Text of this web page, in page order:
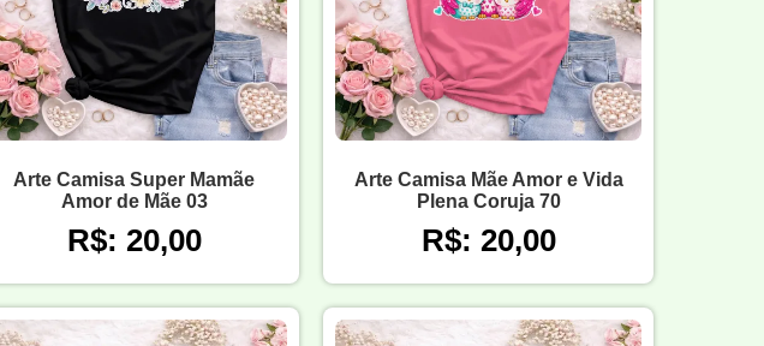
Arte Camisa Super Mamãe
Amor de Mãe 03
R$: 20,00
Arte Camisa Mãe Amor e Vida
Plena Coruja 70
R$: 20,00